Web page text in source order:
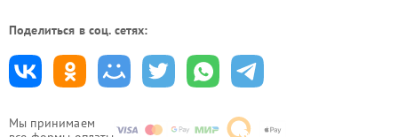
Мы принимаем
Поделиться в соц. сетях: